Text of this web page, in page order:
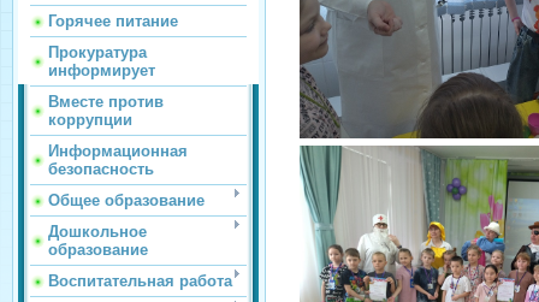
Горячее питание
Прокуратура
информирует
Вместе против
коррупции
Информационная
безопасность
Общее образование
Дошкольное
образование
Воспитательная работа